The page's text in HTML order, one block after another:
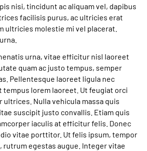
nisi, tincidunt ac aliquam vel, dapibus
facilisis purus, ac ultricies erat
ultricies molestie mi vel placerat.
urna, vitae efficitur nisl laoreet
quam ac justo tempus, semper
Pellentesque laoreet ligula nec
tempus lorem laoreet. Ut feugiat orci
ultrices. Nulla vehicula massa quis
suscipit justo convallis. Etiam quis
iaculis at efficitur felis. Donec
vitae porttitor. Ut felis ipsum, tempor
rutrum egestas augue. Integer vitae